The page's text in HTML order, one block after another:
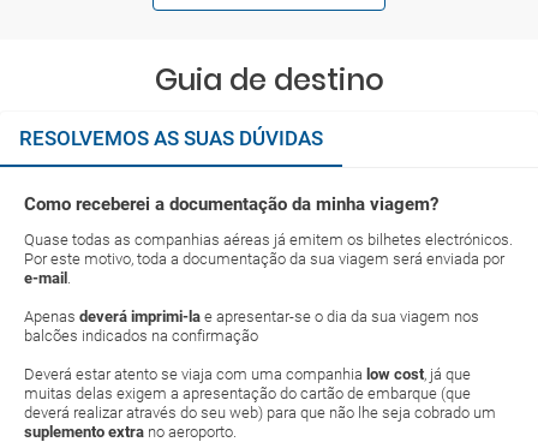
Guia de destino
RESOLVEMOS AS SUAS DÚVIDAS
Como receberei a documentação da minha viagem?
Quase todas as companhias aéreas já emitem os bilhetes electrónicos.
Por este motivo, toda a documentação da sua viagem será enviada por
e-mail .
Apenas deverá imprimi-la e apresentar-se o dia da sua viagem nos
balcões indicados na confirmação
Deverá estar atento se viaja com uma companhia low cost, já que
muitas delas exigem a apresentação do cartão de embarque (que
deverá realizar através do seu web) para que não lhe seja cobrado um
suplemento extra no aeroporto.